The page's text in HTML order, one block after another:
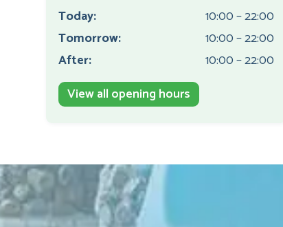
Today:
10:00 – 22:00
Tomorrow:
10:00 – 22:00
After:
10:00 – 22:00
View all opening hours